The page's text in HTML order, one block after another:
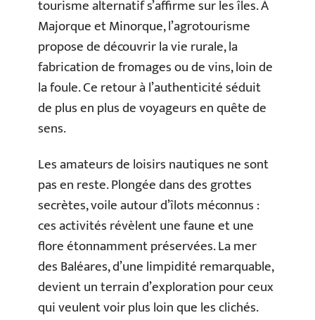
tourisme alternatif s’affirme sur les îles. À
Majorque et Minorque, l’agrotourisme
propose de découvrir la vie rurale, la
fabrication de fromages ou de vins, loin de
la foule. Ce retour à l’authenticité séduit
de plus en plus de voyageurs en quête de
sens.
Les amateurs de loisirs nautiques ne sont
pas en reste. Plongée dans des grottes
secrètes, voile autour d’îlots méconnus :
ces activités révèlent une faune et une
flore étonnamment préservées. La mer
des Baléares, d’une limpidité remarquable,
devient un terrain d’exploration pour ceux
qui veulent voir plus loin que les clichés.